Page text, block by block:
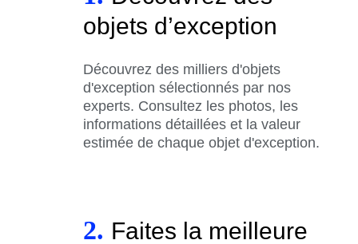
objets d’exception
Découvrez des milliers d'objets
d'exception sélectionnés par nos
experts. Consultez les photos, les
informations détaillées et la valeur
estimée de chaque objet d'exception.
2. Faites la meilleure